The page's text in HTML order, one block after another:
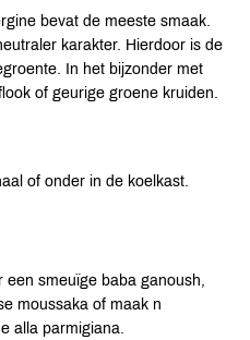
bevat de meeste smaak.
karakter. Hierdoor is de
In het bijzonder met
of geurige groene kruiden.
of onder in de koelkast.
smeuïge baba ganoush,
moussaka of maak n
alla parmigiana.